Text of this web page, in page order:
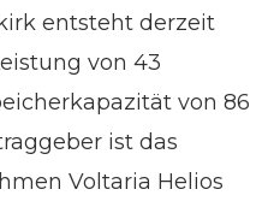
entsteht derzeit
von 43
von 86
ist das
Voltaria Helios